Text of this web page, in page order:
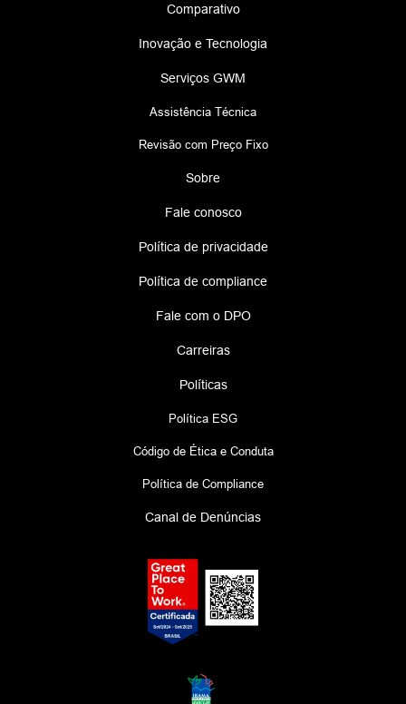
Comparativo
Inovação e Tecnologia
Serviços GWM
Assistência Técnica
Revisão com Preço Fixo
Sobre
Fale conosco
Política de privacidade
Política de compliance
Fale com o DPO
Carreiras
Políticas
Política ESG
Código de Ética e Conduta
Política de Compliance
Canal de Denúncias